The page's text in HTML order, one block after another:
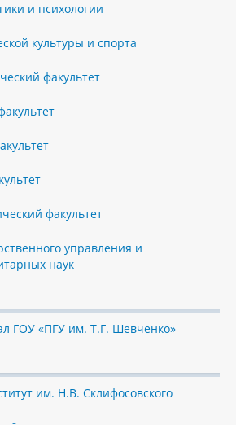
и психологии
культуры и спорта
факультет
факультет
управления и
наук
ГОУ «ПГУ им. Т.Г. Шевченко»
им. Н.В. Склифосовского